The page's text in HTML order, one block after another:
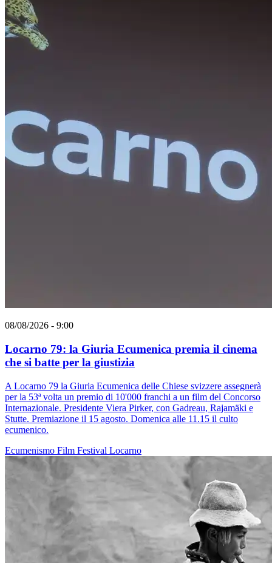
08/08/2026 - 9:00
Locarno 79: la Giuria Ecumenica premia il cinema
che si batte per la giustizia
A Locarno 79 la Giuria Ecumenica delle Chiese svizzere assegnerà
per la 53ª volta un premio di 10'000 franchi a un film del Concorso
Internazionale. Presidente Viera Pirker, con Gadreau, Rajamäki e
Stutte. Premiazione il 15 agosto. Domenica alle 11.15 il culto
ecumenico.
Ecumenismo Film Festival Locarno